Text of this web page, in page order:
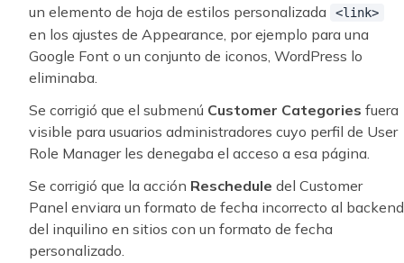
un elemento de hoja de estilos personalizada
<link>
en los ajustes de Appearance, por ejemplo para una
Google Font o un conjunto de iconos, WordPress lo
eliminaba.
Se corrigió que el submenú Customer Categories fuera
visible para usuarios administradores cuyo perfil de User
Role Manager les denegaba el acceso a esa página.
Se corrigió que la acción Reschedule del Customer
Panel enviara un formato de fecha incorrecto al backend
del inquilino en sitios con un formato de fecha
personalizado.